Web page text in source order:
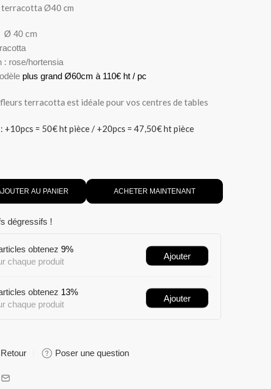
terracotta Ø40 cm
Ø 40 cm
: rose/hortensia
plus grand Ø60cm à 110€ ht / pc
terracotta est idéale pour vos centres de tables
+10pcs = 50€ ht pièce / +20pcs = 47,50€ ht pièce
AU PANIER ACHETER MAINTENANT
dégressifs !
obtenez 9%
chaque produit
Ajouter
obtenez 13%
chaque produit
Ajouter
Poser une question